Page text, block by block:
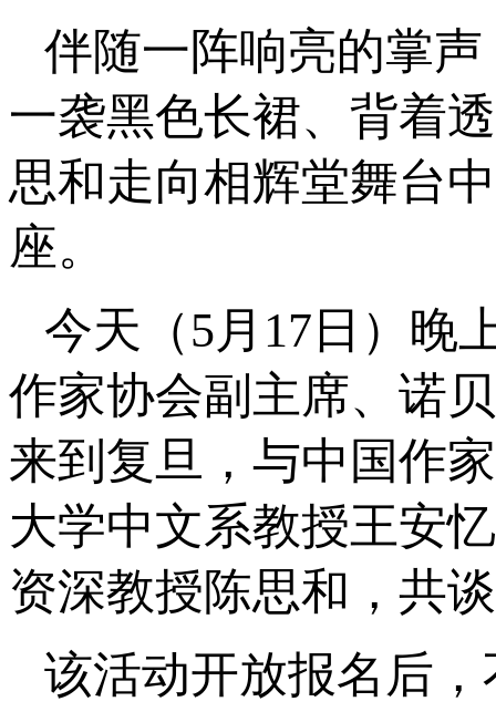
伴随一阵响亮的掌
一袭黑色长裙、背着
思和走向相辉堂舞台
座。
今天（5月17日）晚
作家协会副主席、诺
来到复旦，与中国作
大学中文系教授王安
资深教授陈思和，共
该活动开放报名后